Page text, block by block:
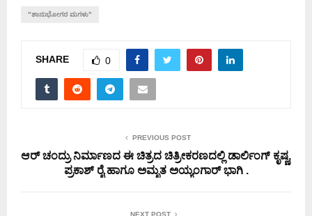
"ಶಾನುಭೋಗರ ಮಗಳು"
SHARE 0
PREVIOUS POST
ಆರ್ ಚಂದ್ರು ನಿರ್ಮಾಣದ ಈ ಚಿತ್ರದ ಚಿತ್ರೀಕರಣದಲ್ಲಿ ಡಾರ್ಲಿಂಗ್ ಕೃಷ್ಣ,
ಪ್ರಕಾಶ್ ರೈ ಹಾಗೂ ಅಮೃತ ಅಯ್ಯಂಗಾರ್ ಭಾಗಿ .
NEXT POST